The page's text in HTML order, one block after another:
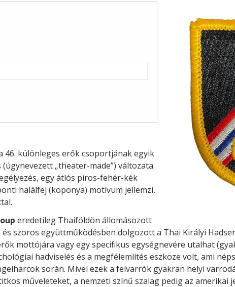
46. különleges erők csoportjának egyik
„theater-made”) változata.
egy átlós piros-fehér-kék
halálfej (koponya) motívum jellemzi,
eredetileg Thaiföldön állomásozott
szoros együttműködésben dolgozott a Thai Királyi
mottójára vagy egy specifikus egységnevére utalhat
hadviselés és a megfélemlítés eszköze volt, ami
során. Mivel ezek a felvarrók gyakran helyi
műveleteket, a nemzeti színű szalag pedig az amerikai